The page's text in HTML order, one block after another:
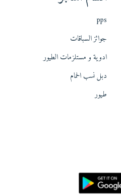
pps
جوائز السباقات
ادوية و مستلزمات الطيور
دبل نسب الحمام
طيور